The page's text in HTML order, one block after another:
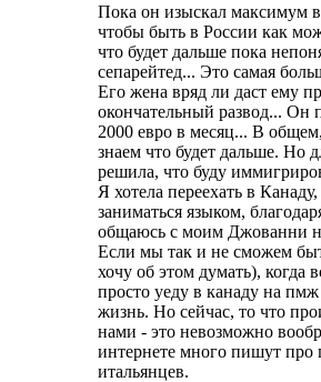
Пока он изыскал максимум
чтобы быть в России как
что будет дальше пока
сепарейтед... Это самая
Его жена вряд ли даст ему
окончательный развод... Он
2000 евро в месяц... В
знаем что будет дальше. Но
решила, что буду
Я хотела переехать в Канаду,
заниматься языком,
общаюсь с моим Джованни
Если мы так и не сможем
хочу об этом думать), когда
просто уеду в канаду на
жизнь. Но сейчас, то что
нами - это невозможно
интернете много пишут про
итальянцев.